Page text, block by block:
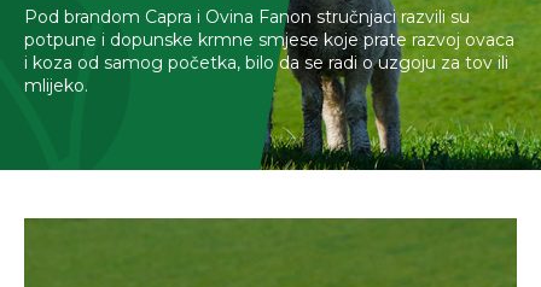
Pod brandom Capra i Ovina Fanon stručnjaci razvili su
potpune i dopunske krmne smjese koje prate razvoj ovaca
i koza od samog početka, bilo da se radi o uzgoju za tov ili
mlijeko.